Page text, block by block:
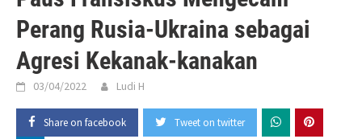
Perang Rusia-Ukraina sebagai
Agresi Kekanak-kanakan
03/04/2022 Ludi H
Share on facebook Tweet on twitter